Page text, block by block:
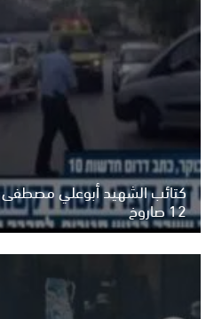
كتائب الشهيد أبوعلي
12 صاروخ